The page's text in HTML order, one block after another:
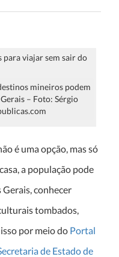
mineiros podem
– Foto: Sérgio
é uma opção, mas só
a população pode
conhecer
tombados,
por meio do Portal
de Estado de